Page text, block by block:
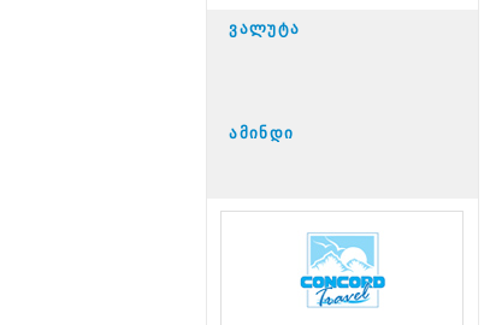
ვალუტა
ამინდი